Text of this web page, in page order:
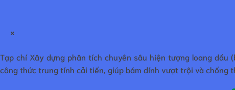
×
Tạp chí Xây dựng phân tích chuyên sâu hiện tượng loang
công thức trung tính cải tiến, giúp bám dính vượt trội và chống